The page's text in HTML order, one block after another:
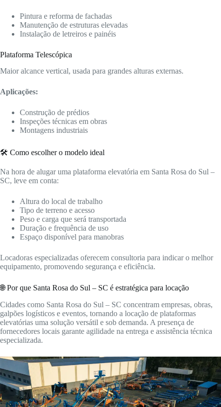
Pintura e reforma de fachadas
Manutenção de estruturas elevadas
Instalação de letreiros e painéis
Plataforma Telescópica
Maior alcance vertical, usada para grandes alturas externas.
Aplicações:
Construção de prédios
Inspeções técnicas em obras
Montagens industriais
🛠️ Como escolher o modelo ideal
Na hora de alugar uma plataforma elevatória em Santa Rosa do Sul –
SC, leve em conta:
Altura do local de trabalho
Tipo de terreno e acesso
Peso e carga que será transportada
Duração e frequência de uso
Espaço disponível para manobras
Locadoras especializadas oferecem consultoria para indicar o melhor
equipamento, promovendo segurança e eficiência.
🌐 Por que Santa Rosa do Sul – SC é estratégica para locação
Cidades como Santa Rosa do Sul – SC concentram empresas, obras,
galpões logísticos e eventos, tornando a locação de plataformas
elevatórias uma solução versátil e sob demanda. A presença de
fornecedores locais garante agilidade na entrega e assistência técnica
especializada.